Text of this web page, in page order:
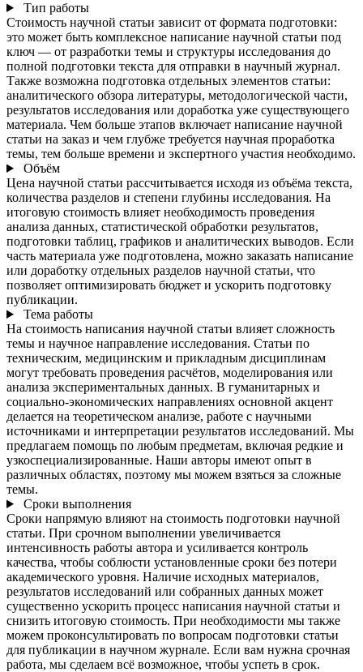
Тип работы
Стоимость научной статьи зависит от формата подготовки:
это может быть комплексное написание научной статьи под
ключ — от разработки темы и структуры исследования до
полной подготовки текста для отправки в научный журнал.
Также возможна подготовка отдельных элементов статьи:
аналитического обзора литературы, методологической части,
результатов исследования или доработка уже существующего
материала. Чем больше этапов включает написание научной
статьи на заказ и чем глубже требуется научная проработка
темы, тем больше времени и экспертного участия необходимо.
Объём
Цена научной статьи рассчитывается исходя из объёма текста,
количества разделов и степени глубины исследования. На
итоговую стоимость влияет необходимость проведения
анализа данных, статистической обработки результатов,
подготовки таблиц, графиков и аналитических выводов. Если
часть материала уже подготовлена, можно заказать написание
или доработку отдельных разделов научной статьи, что
позволяет оптимизировать бюджет и ускорить подготовку
публикации.
Тема работы
На стоимость написания научной статьи влияет сложность
темы и научное направление исследования. Статьи по
техническим, медицинским и прикладным дисциплинам
могут требовать проведения расчётов, моделирования или
анализа экспериментальных данных. В гуманитарных и
социально-экономических направлениях основной акцент
делается на теоретическом анализе, работе с научными
источниками и интерпретации результатов исследований. Мы
предлагаем помощь по любым предметам, включая редкие и
узкоспециализированные. Наши авторы имеют опыт в
различных областях, поэтому мы можем взяться за сложные
темы.
Сроки выполнения
Сроки напрямую влияют на стоимость подготовки научной
статьи. При срочном выполнении увеличивается
интенсивность работы автора и усиливается контроль
качества, чтобы соблюсти установленные сроки без потери
академического уровня. Наличие исходных материалов,
результатов исследований или собранных данных может
существенно ускорить процесс написания научной статьи и
снизить итоговую стоимость. При необходимости мы также
можем проконсультировать по вопросам подготовки статьи
для публикации в научном журнале. Если вам нужна срочная
работа, мы сделаем всё возможное, чтобы успеть в срок.